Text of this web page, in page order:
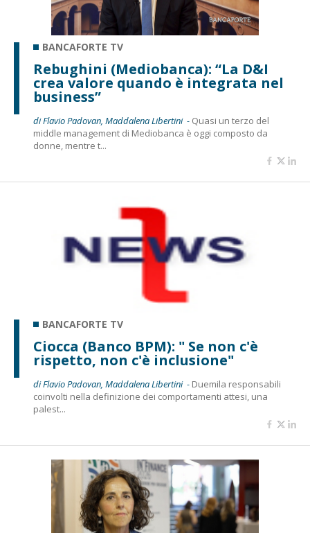
BANCAFORTE TV
Rebughini (Mediobanca): “La D&I
crea valore quando è integrata nel
business”
di Flavio Padovan, Maddalena Libertini - Quasi un terzo del
middle management di Mediobanca è oggi composto da
donne, mentre t...
BANCAFORTE TV
Ciocca (Banco BPM): " Se non c'è
rispetto, non c'è inclusione"
di Flavio Padovan, Maddalena Libertini - Duemila responsabili
coinvolti nella definizione dei comportamenti attesi, una
palest...